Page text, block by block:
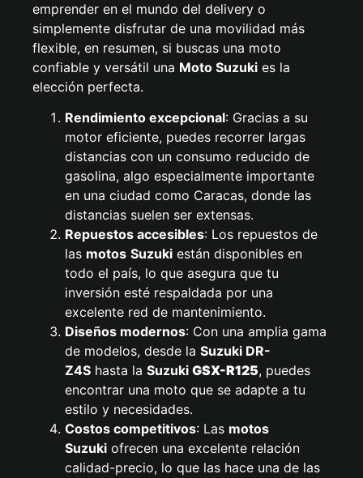
emprender en el mundo del delivery o
simplemente disfrutar de una movilidad más
flexible, en resumen, si buscas una moto
confiable y versátil una Moto Suzuki es la
elección perfecta.
Rendimiento excepcional: Gracias a su
motor eficiente, puedes recorrer largas
distancias con un consumo reducido de
gasolina, algo especialmente importante
en una ciudad como Caracas, donde las
distancias suelen ser extensas.
Repuestos accesibles: Los repuestos de
las motos Suzuki están disponibles en
todo el país, lo que asegura que tu
inversión esté respaldada por una
excelente red de mantenimiento.
Diseños modernos: Con una amplia gama
de modelos, desde la Suzuki DR-
Z4S hasta la Suzuki GSX-R125, puedes
encontrar una moto que se adapte a tu
estilo y necesidades.
Costos competitivos: Las motos
Suzuki ofrecen una excelente relación
calidad-precio, lo que las hace una de las